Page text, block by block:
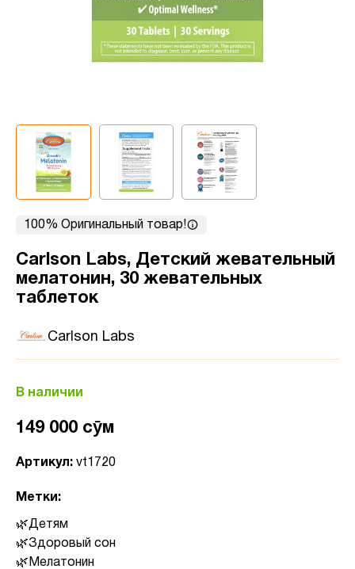
100% Оригинальный товар!
Carlson Labs, Детский жевательный
мелатонин, 30 жевательных
таблеток
Carlson Labs
В наличии
149 000 сӯм
Артикул: vt1720
Метки:
Детям
Здоровый сон
Мелатонин